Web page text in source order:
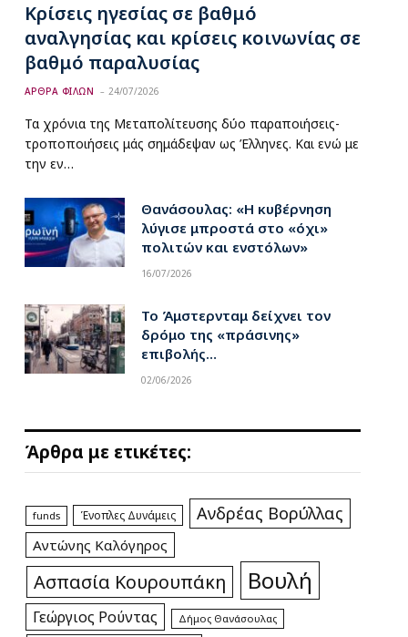
Κρίσεις ηγεσίας σε βαθμό
αναλγησίας και κρίσεις κοινωνίας σε
βαθμό παραλυσίας
ΑΡΘΡΑ ΦΙΛΩΝ 24/07/2026
Τα χρόνια της Μεταπολίτευσης δύο παραποιήσεις-
τροποποιήσεις μάς σημάδεψαν ως Έλληνες. Και ενώ με
την εν…
Θανάσουλας: «Η κυβέρνηση
λύγισε μπροστά στο «όχι»
πολιτών και ενστόλων»
16/07/2026
Το Άμστερνταμ δείχνει τον
δρόμο της «πράσινης»
επιβολής…
02/06/2026
Άρθρα με ετικέτες:
funds Ένοπλες Δυνάμεις Ανδρέας Βορύλλας
Αντώνης Καλόγηρος
Ασπασία Κουρουπάκη Βουλή
Γεώργιος Ρούντας Δήμος Θανάσουλας